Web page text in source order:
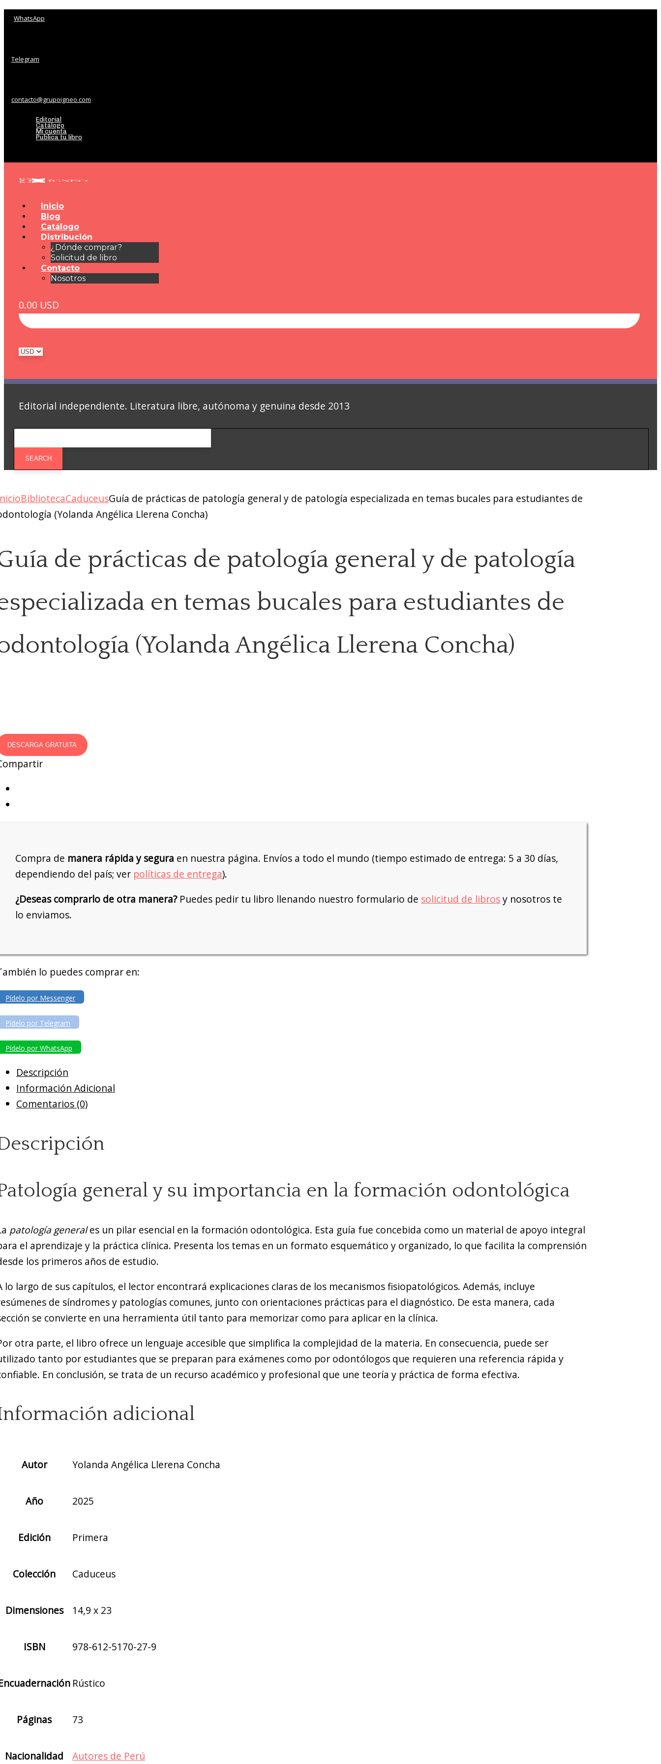
WhatsApp
Telegram
contacto@grupoigneo.com
Editorial
Catálogo
Mi cuenta
Publica tu libro
Inicio
Blog
Catálogo
Distribución
¿Dónde comprar?
Solicitud de libro
Contacto
Nosotros
0.00 USD
Editorial independiente. Literatura libre, autónoma y genuina desde 2013
BibliotecaCaduceusGuía de prácticas de patología general y de patología especializada en temas bucales para estudiantes de
(Yolanda Angélica Llerena Concha)
de prácticas de patología general y de patología
en temas bucales para estudiantes de
(Yolanda Angélica Llerena Concha)
DESCARGA GRATUITA
Compra de manera rápida y segura en nuestra página. Envíos a todo el mundo (tiempo estimado de entrega: 5 a 30 días,
dependiendo del país; ver políticas de entrega).
¿Deseas comprarlo de otra manera?Puedes pedir tu libro llenando nuestro formulario de solicitud de librosy nosotros te
lo enviamos.
lo puedes comprar en:
Pídelo por Messenger
Pídelo por Telegram
Pídelo por WhatsApp
Descripción
Información Adicional
Comentarios (0)
general y su importancia en la formación odontológica
patología generales un pilar esencial en la formación odontológica. Esta guía fue concebida como un material de apoyo integral
el aprendizaje y la práctica clínica. Presenta los temas en un formato esquemático y organizado, lo que facilita la comprensión
los primeros años de estudio.
lo largo de sus capítulos, el lector encontrará explicaciones claras de los mecanismos fisiopatológicos. Además, incluye
de síndromes y patologías comunes, junto con orientaciones prácticas para el diagnóstico. De esta manera, cada
se convierte en una herramienta útil tanto para memorizar como para aplicar en la clínica.
otra parte, el libro ofrece un lenguaje accesible que simplifica la complejidad de la materia. En consecuencia, puede ser
tanto por estudiantes que se preparan para exámenes como por odontólogos que requieren una referencia rápida y
En conclusión, se trata de un recurso académico y profesional que une teoría y práctica de forma efectiva.
adicional
Autor Yolanda Angélica Llerena Concha
Año 2025
Edición Primera
Colección Caduceus
Dimensiones 14,9 x 23
ISBN 978-612-5170-27-9
Rústico
Páginas 73
Nacionalidad Autores de Perú